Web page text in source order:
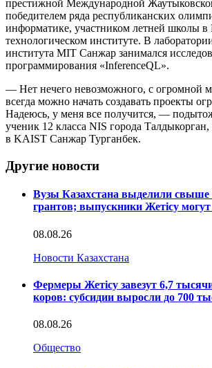
престижной Международной
победителем ряда республиканских
информатике, участником летней школы в
технологическом институте. В
института MIT Санжар занимался
программирования «InferenceQL».
— Нет нечего невозможного, с огромной
всегда можно начать создавать проекты
Надеюсь, у меня все получится, —
ученик 12 класса NIS города Талдыкорган,
в KAIST Санжар Турганбек.
Другие новости
Вузы Казахстана выделили свыше
грантов; выпускники Жетісу
08.08.26
Новости Казахстана
Фермеры Жетісу завезут 6,7
коров: субсидии выросли до 700
08.08.26
Общество